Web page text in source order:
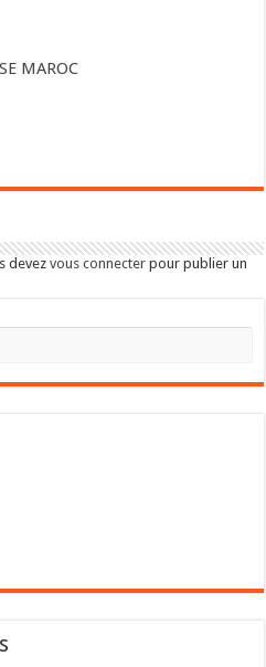
MAROC
devezvous connecter pour publier un